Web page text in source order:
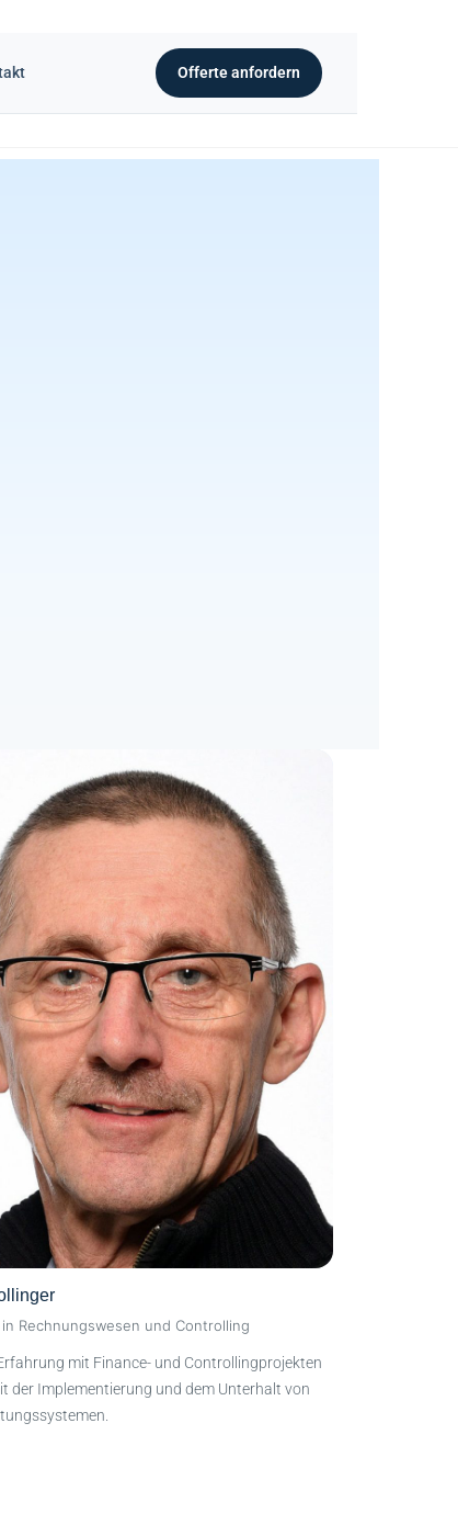
Offerte anfordern
Rechnungswesen und Controlling
mit Finance- und Controllingprojekten
der Implementierung und dem Unterhalt von